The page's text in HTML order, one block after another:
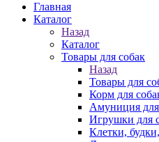
Главная
Каталог
Назад
Каталог
Товары для собак
Назад
Товары для
Корм для
Амуниция для
Игрушки для
Клетки,